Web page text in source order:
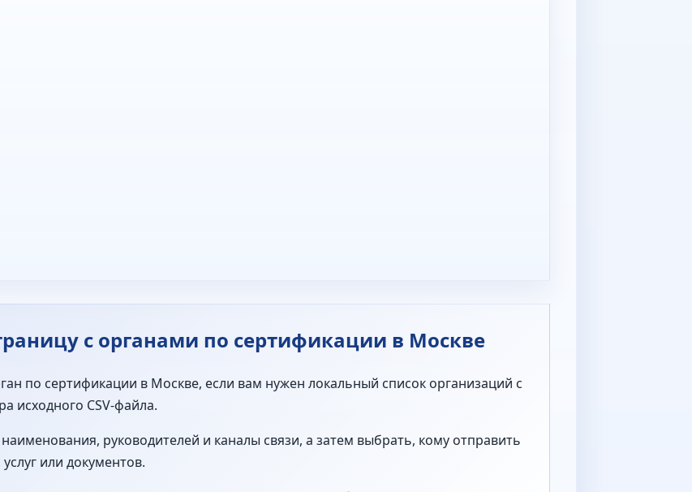
с органами по сертификации в Москве
по сертификации в Москве, если вам нужен локальный список организаций с
исходного CSV-файла.
руководителей и каналы связи, а затем выбрать, кому отправить
или документов.